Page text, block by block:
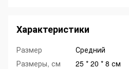
Характеристики
Размер
Средний
Размеры, см
25 * 20 * 8 см